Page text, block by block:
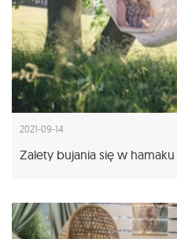
2021-09-14
Zalety bujania się w hamaku